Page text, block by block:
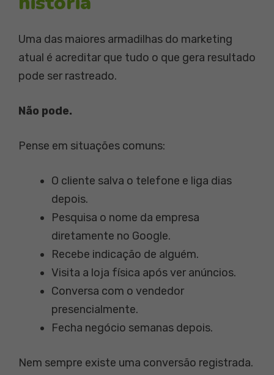
Uma das maiores armadilhas do marketing
atual é acreditar que tudo o que gera resultado
pode ser rastreado.
Não pode.
Pense em situações comuns:
O cliente salva o telefone e liga dias
depois.
Pesquisa o nome da empresa
diretamente no Google.
Recebe indicação de alguém.
Visita a loja física após ver anúncios.
Conversa com o vendedor
presencialmente.
Fecha negócio semanas depois.
Nem sempre existe uma conversão registrada.